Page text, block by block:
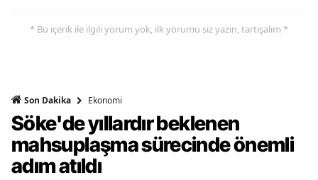
* Bu içerik ile ilgili yorum yok, ilk yorumu siz yazın, tartışalım *
Son Dakika Ekonomi
Söke'de yıllardır beklenen
mahsuplaşma sürecinde önemli
adım atıldı